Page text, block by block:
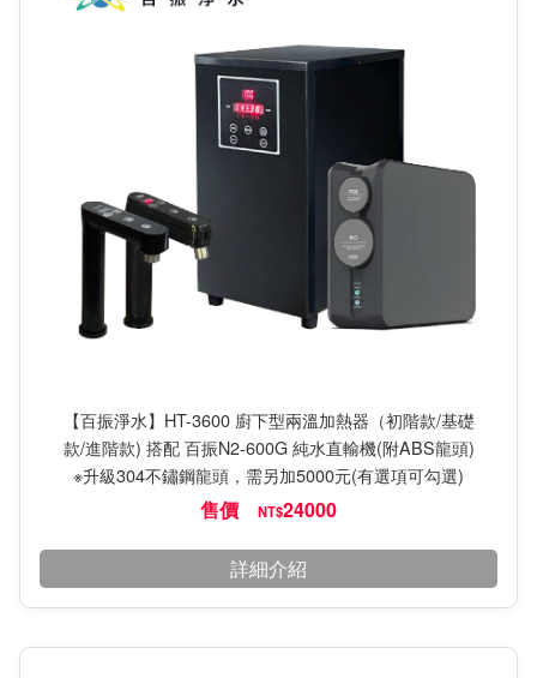
【百振淨水】HT-3600 廚下型兩溫加熱器（初階款/基礎
款/進階款) 搭配 百振N2-600G 純水直輸機(附ABS龍頭)
※升級304不鏽鋼龍頭，需另加5000元(有選項可勾選)
售價 NT$24000
詳細介紹